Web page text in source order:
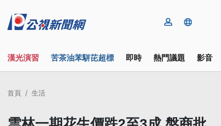
漢光演習 苦茶油苯駢芘超標 即時 熱門議題 影音
首頁 生活